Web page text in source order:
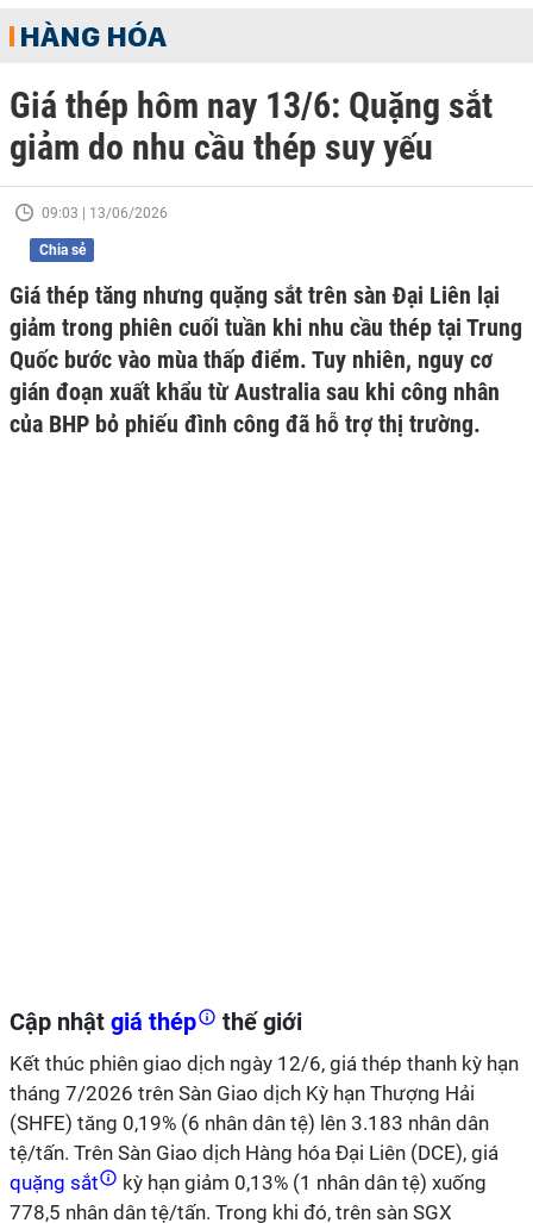
HÀNG HÓA
Giá thép hôm nay 13/6: Quặng sắt
giảm do nhu cầu thép suy yếu
09:03 | 13/06/2026
Chia sẻ
Giá thép tăng nhưng quặng sắt trên sàn Đại Liên lại
giảm trong phiên cuối tuần khi nhu cầu thép tại Trung
Quốc bước vào mùa thấp điểm. Tuy nhiên, nguy cơ
gián đoạn xuất khẩu từ Australia sau khi công nhân
của BHP bỏ phiếu đình công đã hỗ trợ thị trường.
Cập nhật giá thép thế giới
Kết thúc phiên giao dịch ngày 12/6, giá thép thanh kỳ hạn
tháng 7/2026 trên Sàn Giao dịch Kỳ hạn Thượng Hải
(SHFE) tăng 0,19% (6 nhân dân tệ) lên 3.183 nhân dân
tệ/tấn. Trên Sàn Giao dịch Hàng hóa Đại Liên (DCE), giá
quặng sắt
kỳ hạn giảm 0,13% (1 nhân dân tệ) xuống
778,5 nhân dân tệ/tấn. Trong khi đó, trên sàn SGX